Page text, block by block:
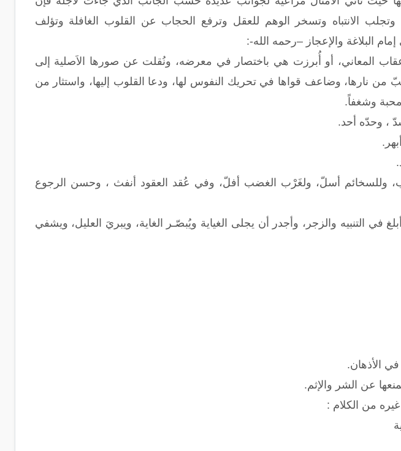
وتجلب الانتباه وتسخر الوهم للعقل وترفع الحجاب عن القلوب الغافلة وتؤلف
البلاغة والإعجاز –رحمه الله-:
المعاني، أو أُبرزت هي باختصار في معرضه، ونُقلت عن صورها الاَصلية إلى
من نارها، وضاعف قواها في تحريك النفوس لها، ودعا القلوب إليها، واستثار من
وشغفاً.
، وحدّه أحد.
وللسخائم أسلّ، ولغَرْب الغضب أفلّ، وفي عُقد العقود أنفث ، وحسن الرجوع
التنبيه والزجر، وأجدر أن يجلى الغياية ويُبصّـر الغاية، ويبريَ العليل، ويشفي
الأذهان.
عن الشر والإثم.
من الكلام :